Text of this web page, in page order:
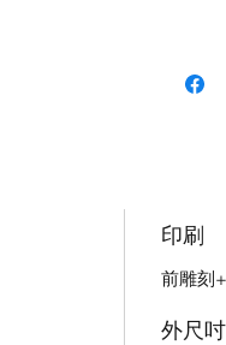
印刷
前雕刻
外尺吋